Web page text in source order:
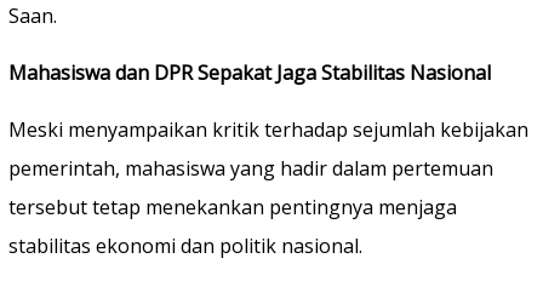
Saan.
Mahasiswa dan DPR Sepakat Jaga Stabilitas Nasional
Meski menyampaikan kritik terhadap sejumlah kebijakan
pemerintah, mahasiswa yang hadir dalam pertemuan
tersebut tetap menekankan pentingnya menjaga
stabilitas ekonomi dan politik nasional.